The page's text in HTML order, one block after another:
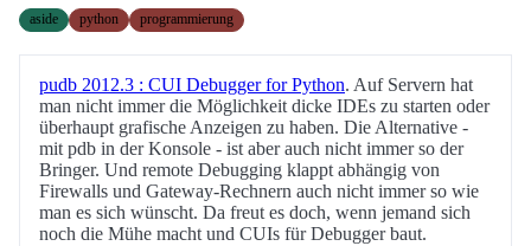
aside python programmierung
pudb 2012.3 : CUI Debugger for Python. Auf Servern hat
man nicht immer die Möglichkeit dicke IDEs zu starten oder
überhaupt grafische Anzeigen zu haben. Die Alternative -
mit pdb in der Konsole - ist aber auch nicht immer so der
Bringer. Und remote Debugging klappt abhängig von
Firewalls und Gateway-Rechnern auch nicht immer so wie
man es sich wünscht. Da freut es doch, wenn jemand sich
noch die Mühe macht und CUIs für Debugger baut.